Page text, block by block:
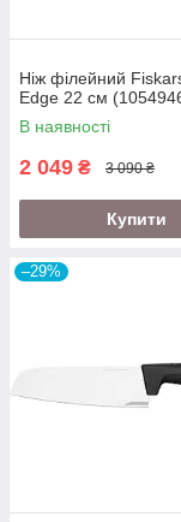
Ніж філейний
Edge 22 см
В наявності
2 049 ₴ 3 090 ₴
Купити
–29%